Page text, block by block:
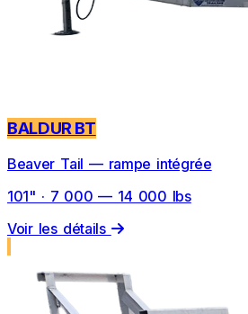
BALDUR BT
Beaver Tail — rampe intégrée
101" · 7 000 — 14 000 lbs
Voir les détails